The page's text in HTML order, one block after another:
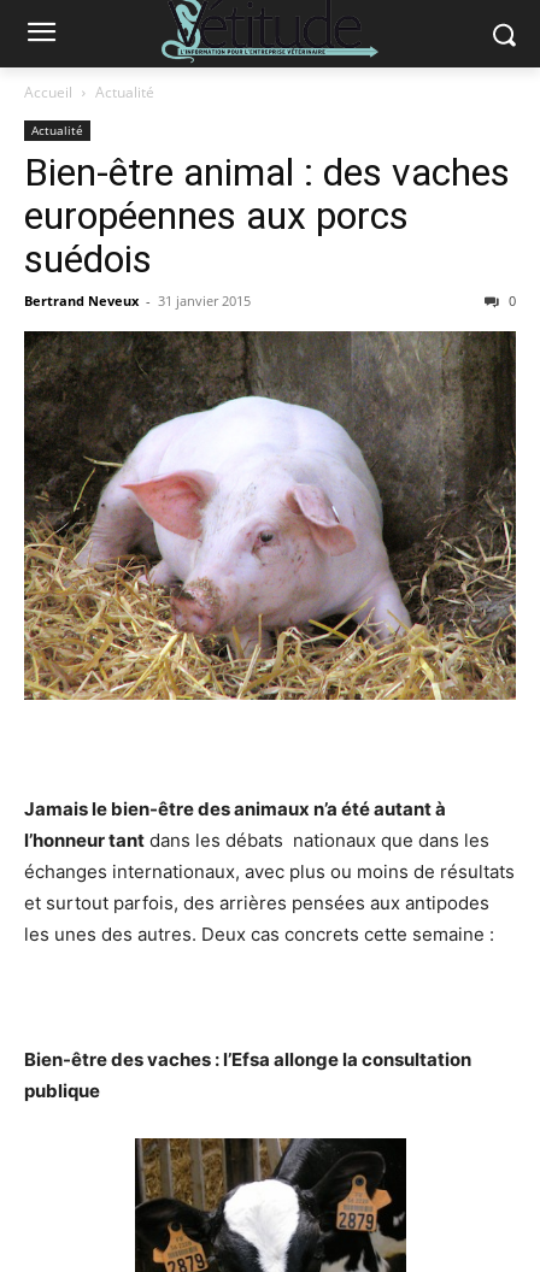
Accueil Actualité
Actualité
Bien-être animal : des vaches
européennes aux porcs
suédois
Bertrand Neveux - 31 janvier 2015 0
Jamais le bien-être des animaux n’a été autant à
l’honneurtant dans les débats nationaux que dans les
échanges internationaux, avec plus ou moins de résultats
et surtout parfois, des arrières pensées aux antipodes
les unes des autres. Deux cas concrets cette semaine :
Bien-êtredes vaches : l’Efsa allonge la consultation
publique